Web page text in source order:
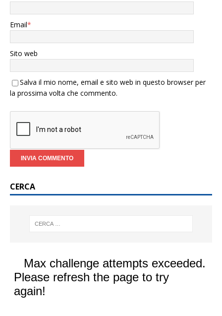
Email*
Sito web
Salva il mio nome, email e sito web in questo browser per
la prossima volta che commento.
CERCA